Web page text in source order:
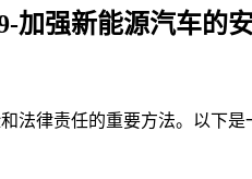
加强新能源汽车的
法律责任的重要方法。以下是